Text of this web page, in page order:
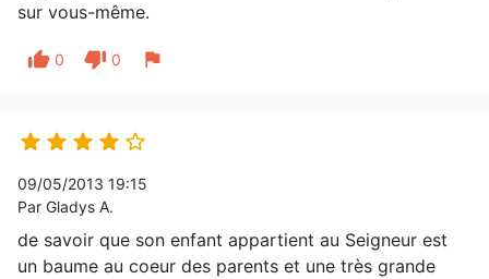
sur vous-même.
thumb_up 0 thumb_down 0 flag
    
09/05/2013 19:15
Par Gladys A.
de savoir que son enfant appartient au Seigneur est
un baume au coeur des parents et une très grande